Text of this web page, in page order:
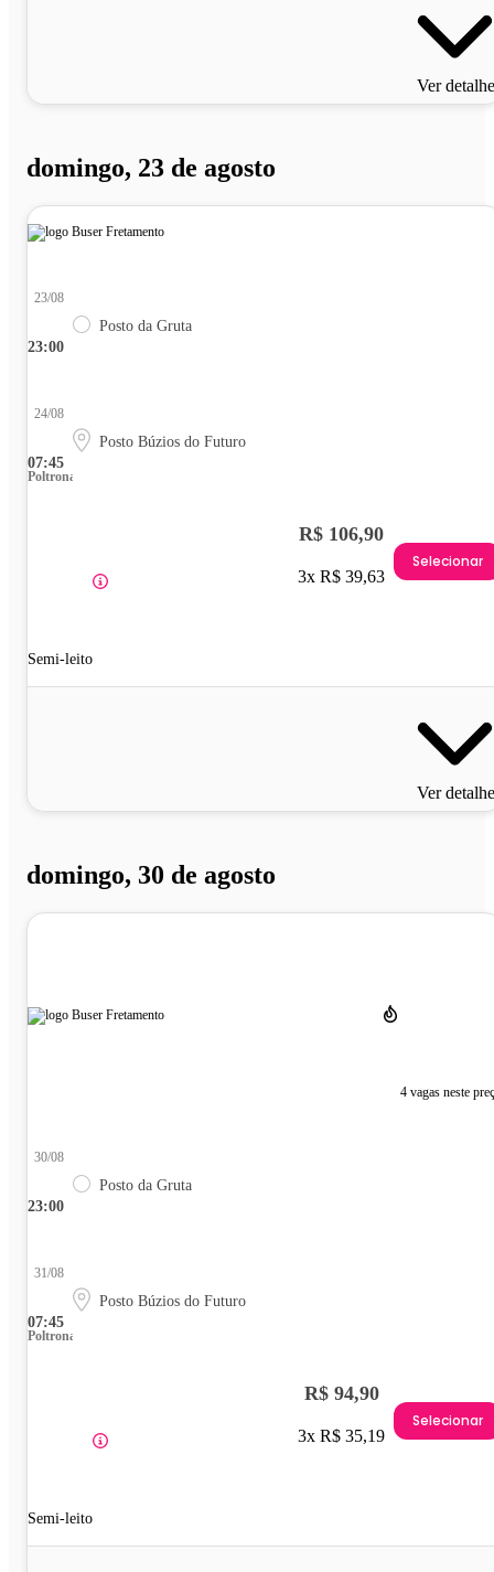
Ver
domingo, 23 de agosto
23:00
23/08
Posto da Gruta
07:45
24/08
Posto Búzios do Futuro
Poltrona
Semi-leito
R$ 106,90
3x R$ 39,63
Selecionar
Ver
domingo, 30 de agosto
4 vagas neste
23:00
30/08
Posto da Gruta
07:45
31/08
Posto Búzios do Futuro
Poltrona
Semi-leito
R$ 94,90
3x R$ 35,19
Selecionar